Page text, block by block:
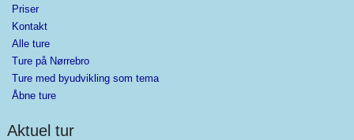
Priser
Kontakt
Alle ture
Ture på Nørrebro
Ture med byudvikling som tema
Åbne ture
Aktuel tur